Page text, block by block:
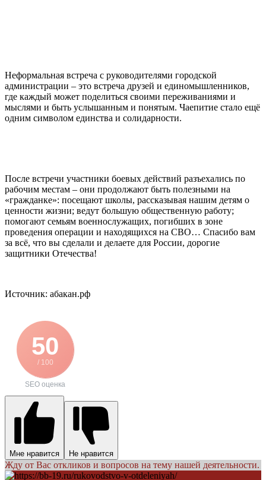
Неформальная встреча с руководителями городской
администрации – это встреча друзей и единомышленников,
где каждый может поделиться своими переживаниями и
мыслями и быть услышанным и понятым. Чаепитие стало ещё
одним символом единства и солидарности.
После встречи участники боевых действий разъехались по
рабочим местам – они продолжают быть полезными на
«гражданке»: посещают школы, рассказывая нашим детям о
ценности жизни; ведут большую общественную работу;
помогают семьям военнослужащих, погибших в зоне
проведения операции и находящихся на СВО… Спасибо вам
за всё, что вы сделали и делаете для России, дорогие
защитники Отечества!
Источник: абакан.рф
50
/ 100
SEO оценка
Мне нравится Не нравится
Жду от Вас откликов и вопросов на тему нашей деятельности.